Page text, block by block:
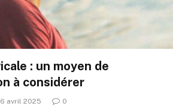
: un moyen de
à considérer
avril 2025 0